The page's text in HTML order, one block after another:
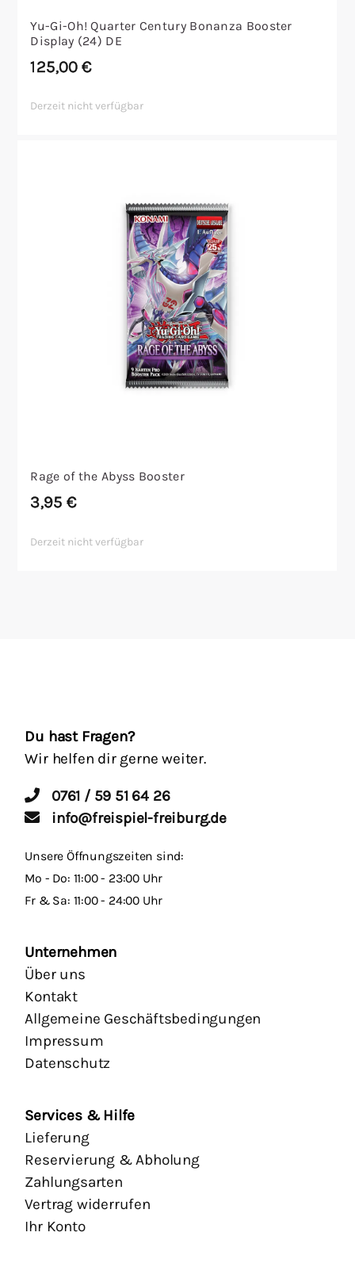
Yu-Gi-Oh! Quarter Century Bonanza Booster
Display (24) DE
125,00€
Derzeit nicht verfügbar
Rage of the Abyss Booster
3,95 €
Derzeit nicht verfügbar
Du hast Fragen?
Wir helfen dir gerne weiter.
0761 / 59 51 64 26
info@freispiel-freiburg.de
Unsere Öffnungszeiten sind:
Mo - Do: 11:00 - 23:00 Uhr
Fr & Sa: 11:00 - 24:00 Uhr
Unternehmen
Über uns
Kontakt
Allgemeine Geschäftsbedingungen
Impressum
Datenschutz
Services & Hilfe
Lieferung
Reservierung & Abholung
Zahlungsarten
Vertrag widerrufen
Ihr Konto